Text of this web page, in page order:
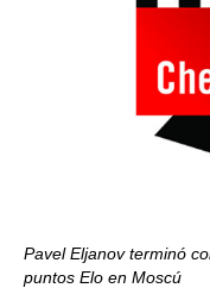
Pavel Eljanov terminó
puntos Elo en Moscú